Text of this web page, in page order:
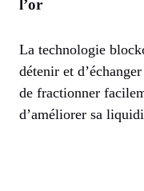
l’or
La technologie
détenir et
de fractionner
d’améliorer sa